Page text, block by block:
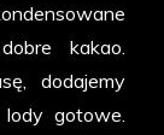
kakao.
dodajemy
gotowe.